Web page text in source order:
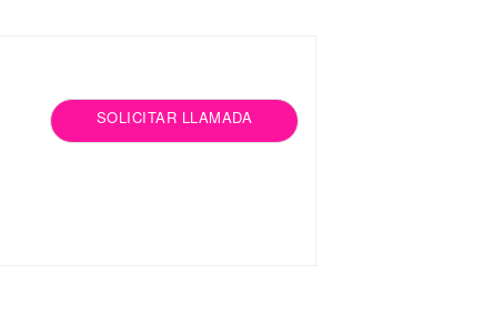
SOLICITAR LLAMADA